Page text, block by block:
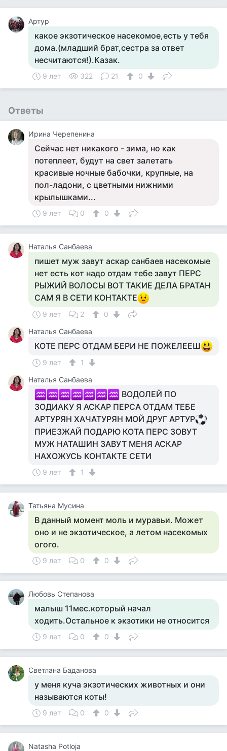
Артур
какое экзотическое насекомое,есть у тебя
дома.(младший брат,сестра за ответ
несчитаются!).Казак.
9 лет 322 21 0
Ответы
Ирина Черепенина
Сейчас нет никакого - зима, но как
потеплеет, будут на свет залетать
красивые ночные бабочки, крупные, на
пол-ладони, с цветными нижними
крылышками...
9 лет 0 0
Наталья Санбаева
пишет муж завут аскар санбаев насекомые
нет есть кот надо отдам тебе завут ПЕРС
РЫЖИЙ ВОЛОСЫ ВОТ ТАКИЕ ДЕЛА БРАТАН
САМ Я В СЕТИ КОНТАКТЕ
9 лет 2
0
Наталья Санбаева
КОТЕ ПЕРС ОТДАМ БЕРИ НЕ ПОЖЕЛЕЕШ
9 лет
1
Наталья Санбаева
ВОДОЛЕЙ ПО
ЗОДИАКУ Я АСКАР ПЕРСА ОТДАМ ТЕБЕ
АРТУРЯН ХАЧАТУРЯН МОЙ ДРУГ АРТУР
ПРИЕЗЖАЙ ПОДАРЮ КОТА ПЕРС ЗОВУТ
МУЖ НАТАШИН ЗАВУТ МЕНЯ АСКАР
НАХОЖУСЬ КОНТАКТЕ СЕТИ
9 лет 1
Татьяна Мусина
В данный момент моль и муравьи. Может
оно и не экзотическое, а летом насекомых
огого.
9 лет 0 0
Любовь Степанова
малыш 11мес.который начал
ходить.Остальное к экзотики не относится
9 лет 0 0
Светлана Баданова
у меня куча экзотических животных и они
называются коты!
9 лет 0 0
Natasha Potloja